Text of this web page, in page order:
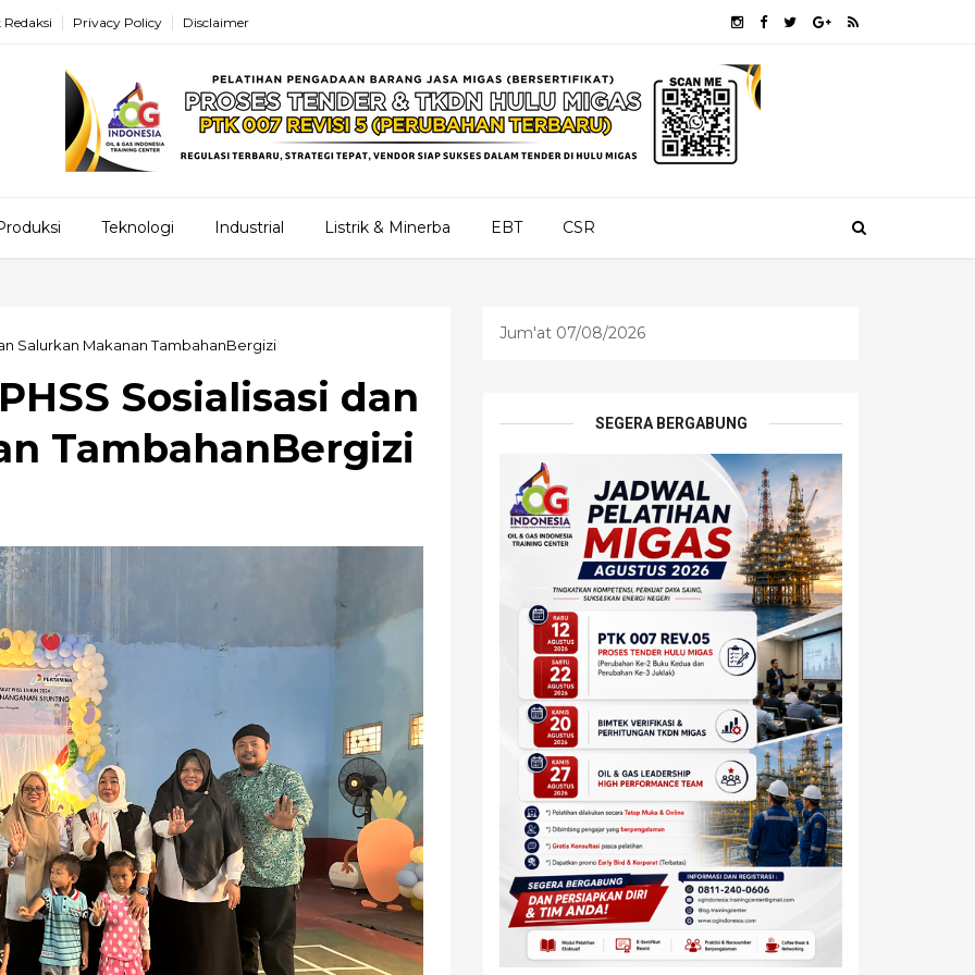
Privacy Policy Disclaimer
Teknologi Industrial Listrik & Minerba EBT CSR
Salurkan Makanan TambahanBergizi
Sosialisasi dan
TambahanBergizi
Jum'at 07/08/2026
SEGERA BERGABUNG